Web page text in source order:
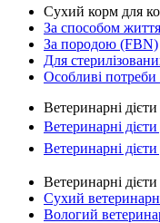
Сухий корм для
За способом
За породою (FBN)
Для
Особливі
Ветеринарні дієти
Ветеринарні
Ветеринарні дієти
Ветеринарні
Сухий
Вологий